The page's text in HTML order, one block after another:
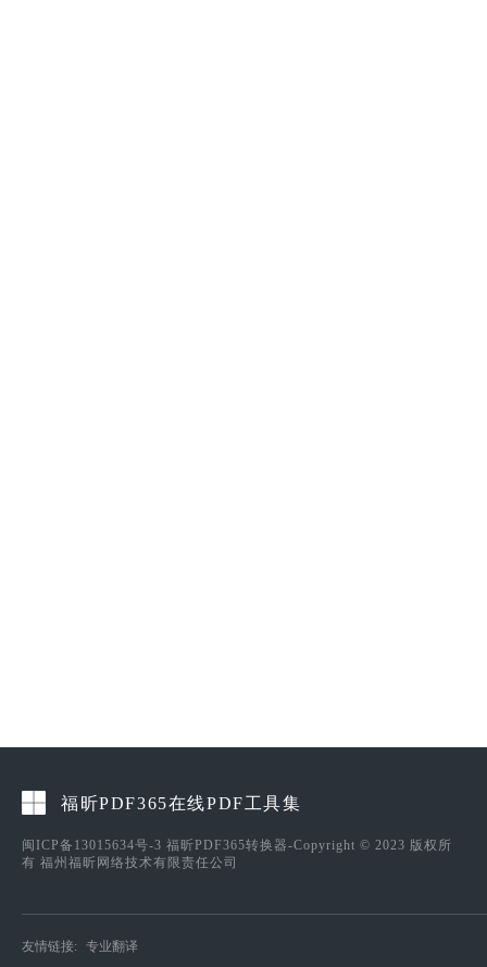
福昕PDF365在线PDF工具集
闽ICP备13015634号-3 福昕PDF365转换器-Copyright © 2023 版权所
有 福州福昕网络技术有限责任公司
友情链接: 专业翻译